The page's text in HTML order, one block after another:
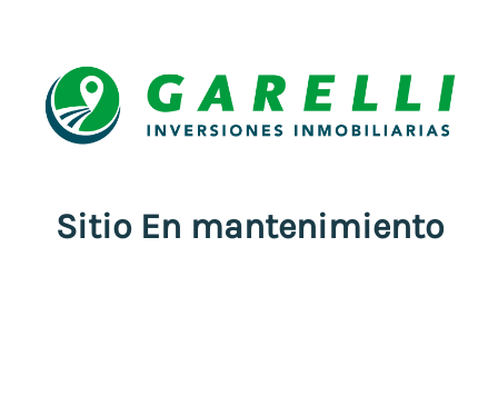
Sitio En mantenimiento